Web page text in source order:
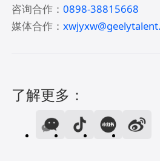
咨询合作：0898-38815668
媒体合作：
了解更多：